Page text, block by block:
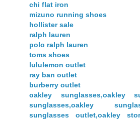
chi flat iron
mizuno running shoes
hollister sale
ralph lauren
polo ralph lauren
toms shoes
lululemon outlet
ray ban outlet
burberry outlet
oakley sunglasses,oakley
sunglasses,oakley
sunglasses outlet,oakley